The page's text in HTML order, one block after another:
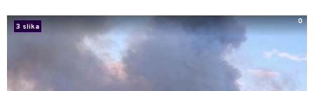
3 slika
0